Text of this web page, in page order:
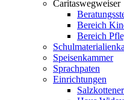
Caritaswegweiser
Bereich
Bereich
Speisenkammer
Sprachpaten
Einrichtungen